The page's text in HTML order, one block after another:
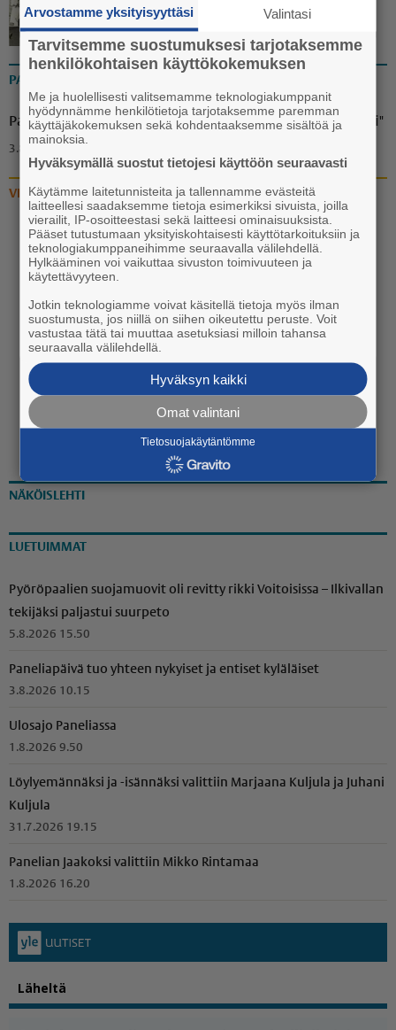
23.7. 13:37
PAKINAT
Pakina: "Ammuu! Eräänä iltana puuttuva palanen löytyi"
3.8. 18:00
VIDEOT
Video: Vanhan liikuntasalin
katoaminen Euran
käynnistyi
20.7. 13:30
NÄKÖISLEHTI
LUETUIMMAT
Pyöröpaalien suojamuovit oli revitty rikki Voitoisissa – Ilkivallan
tekijäksi paljastui suurpeto
5.8.2026 15.50
Paneliapäivä tuo yhteen nykyiset ja entiset kyläläiset
3.8.2026 10.15
Ulosajo Paneliassa
1.8.2026 9.50
Löylyemännäksi ja -isännäksi valittiin Marjaana Kuljula ja Juhani
Kuljula
31.7.2026 19.15
Panelian Jaakoksi valittiin Mikko Rintamaa
1.8.2026 16.20
Arvostamme yksityisyyttäsi Valintasi
Tarvitsemme suostumuksesi tarjotaksemme
henkilökohtaisen käyttökokemuksen
Me ja huolellisesti valitsemamme teknologiakumppanit
hyödynnämme henkilötietoja tarjotaksemme paremman
käyttäjäkokemuksen sekä kohdentaaksemme sisältöä ja
mainoksia.
Hyväksymällä suostut tietojesi käyttöön seuraavasti
Käytämme laitetunnisteita ja tallennamme evästeitä
laitteellesi saadaksemme tietoja esimerkiksi sivuista, joilla
vierailit, IP-osoitteestasi sekä laitteesi ominaisuuksista.
Pääset tutustumaan yksityiskohtaisesti käyttötarkoituksiin ja
teknologiakumppaneihimme seuraavalla välilehdellä.
Hylkääminen voi vaikuttaa sivuston toimivuuteen ja
käytettävyyteen.
Jotkin teknologiamme voivat käsitellä tietoja myös ilman
suostumusta, jos niillä on siihen oikeutettu peruste. Voit
vastustaa tätä tai muuttaa asetuksiasi milloin tahansa
seuraavalla välilehdellä.
Hyväksyn kaikki
Omat valintani
Tietosuojakäytäntömme